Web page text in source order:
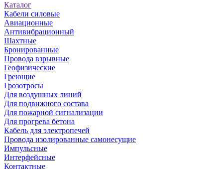
Каталог
Кабели силовые
Авиационные
Антивибрационный
Шахтные
Бронированные
Провода взрывные
Геофизические
Греющие
Грозотросы
Для воздушных линий
Для подвижного состава
Для пожарной сигнализации
Для прогрева бетона
Кабель для электропечей
Провода изолированные самонесущие
Импульсные
Интерфейсные
Контактные